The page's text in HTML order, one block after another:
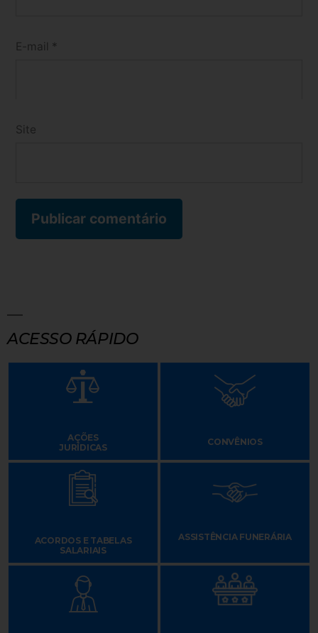
E-mail *
Site
ACESSO RÁPIDO
AÇÕES
JURÍDICAS
CONVÊNIOS
ACORDOS E TABELAS
SALARIAIS
ASSISTÊNCIA FUNERÁRIA